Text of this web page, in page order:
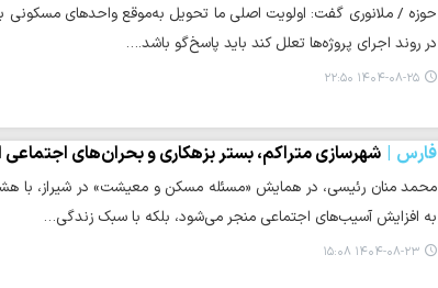
حوزه / ملانوری گفت: اولویت اصلی ما تحویل به‌موقع واحدهای مسکونی
در روند اجرای پروژه‌ها تعلل کند باید پاسخ‌گو باشد.…
۱۴۰۴-۰۸-۲۵ ۲۲:۵۰
فارس شهرسازی متراکم، بستر بزهکاری و بحران‌های
محمد منان رئیسی، در همایش «مسئله مسکن و معیشت» در شیراز، با
به افزایش آسیب‌های اجتماعی منجر می‌شود، بلکه با سبک زندگی…
۱۴۰۴-۰۸-۲۳ ۱۵:۰۸